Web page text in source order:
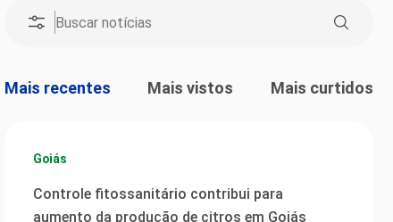
Mais recentes Mais vistos Mais curtidos
Goiás
Controle fitossanitário contribui para
aumento da produção de citros em Goiás